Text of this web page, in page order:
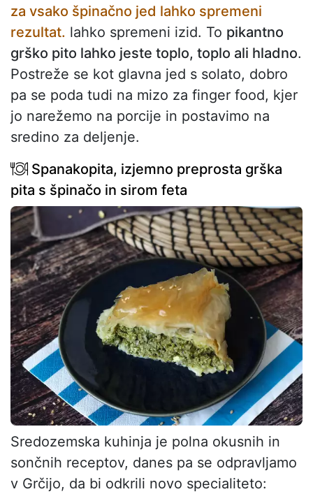
za vsako špinačno jed lahko spremeni
rezultat. lahko spremeni izid. To pikantno
grško pito lahko jeste toplo, toplo ali hladno.
Postreže se kot glavna jed s solato, dobro
pa se poda tudi na mizo za finger food, kjer
jo narežemo na porcije in postavimo na
sredino za deljenje.
Spanakopita, izjemno preprosta grška
pita s špinačo in sirom feta
Sredozemska kuhinja je polna okusnih in
sončnih receptov, danes pa se odpravljamo
v Grčijo, da bi odkrili novo specialiteto: